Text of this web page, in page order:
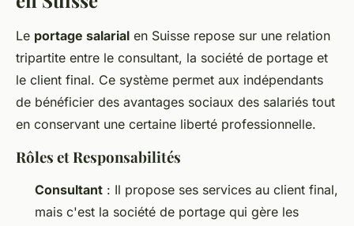
Le portage salarial en Suisse repose sur une relation
tripartite entre le consultant, la société de portage et
le client final. Ce système permet aux indépendants
de bénéficier des avantages sociaux des salariés tout
en conservant une certaine liberté professionnelle.
Rôles et Responsabilités
Consultant : Il propose ses services au client final,
mais c'est la société de portage qui gère les